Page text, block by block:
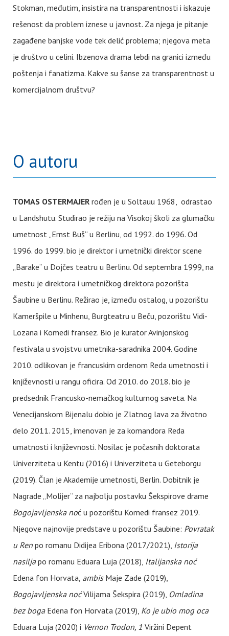
Stokman, međutim, insistira na transparentnosti i iskazuje
rešenost da problem iznese u javnost. Za njega je pitanje
zagađene banjske vode tek delić problema; njegova meta
je društvo u celini. Ibzenova drama lebdi na granici između
poštenja i fanatizma. Kakve su šanse za transparentnost u
komercijalnom društvu?
O autoru
TOMAS OSTERMAJER rođen je u Soltauu 1968, odrastao
u Landshutu. Studirao je režiju na Visokoj školi za glumačku
umetnost „Ernst Buš“ u Berlinu, od 1992. do 1996. Od
1996. do 1999. bio je direktor i umetnički direktor scene
„Barake“ u Dojčes teatru u Berlinu. Od septembra 1999, na
mestu je direktora i umetničkog direktora pozorišta
Šaubine u Berlinu. Režirao je, između ostalog, u pozorištu
Kameršpile u Minhenu, Burgteatru u Beču, pozorištu Vidi-
Lozana i Komedi fransez. Bio je kurator Avinjonskog
festivala u svojstvu umetnika-saradnika 2004. Godine
2010. odlikovan je francuskim ordenom Reda umetnosti i
književnosti u rangu oficira. Od 2010. do 2018. bio je
predsednik Francusko-nemačkog kulturnog saveta. Na
Venecijanskom Bijenalu dobio je Zlatnog lava za životno
delo 2011. 2015, imenovan je za komandora Reda
umatnosti i književnosti. Nosilac je počasnih doktorata
Univerziteta u Kentu (2016) i Univerziteta u Geteborgu
(2019). Član je Akademije umetnosti, Berlin. Dobitnik je
Nagrade „Molijer“ za najbolju postavku Šekspirove drame
Bogojavljenska noć u pozorištu Komedi fransez 2019.
Njegove najnovije predstave u pozorištu Šaubine: Povratak
u Ren po romanu Didijea Eribona (2017/2021), Istorija
nasiljapo romanu Eduara Luja (2018), Italijanska noć
Edena fon Horvata, ambisMaje Zade (2019),
Bogojavljenska noćVilijama Šekspira (2019), Omladina
bez bogaEdena fon Horvata (2019), Ko je ubio mog oca
Eduara Luja (2020) i Vernon Trodon, 1 Viržini Depent